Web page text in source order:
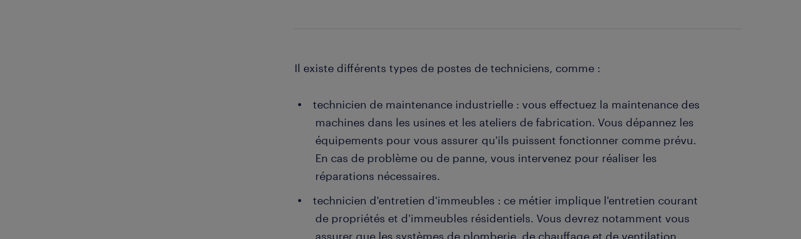
Il existe différents types de postes de techniciens, comme :
technicien de maintenance industrielle : vous effectuez la maintenance des
machines dans les usines et les ateliers de fabrication. Vous dépannez les
équipements pour vous assurer qu'ils puissent fonctionner comme prévu.
En cas de problème ou de panne, vous intervenez pour réaliser les
réparations nécessaires.
technicien d'entretien d'immeubles : ce métier implique l'entretien courant
de propriétés et d'immeubles résidentiels. Vous devrez notamment vous
assurer que les systèmes de plomberie, de chauffage et de ventilation